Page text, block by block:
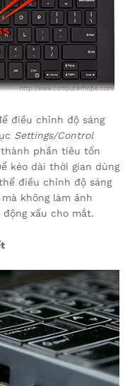
điều chỉnh độ sáng
Settings/Control
phần tiêu tốn
kéo dài thời gian dùng
điều chỉnh độ sáng
không làm ảnh
xấu cho mắt.